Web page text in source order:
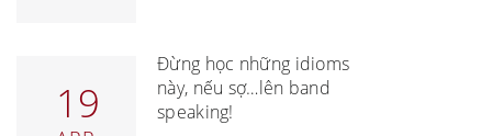
19
Đừng học những idioms
này, nếu sợ…lên band
speaking!